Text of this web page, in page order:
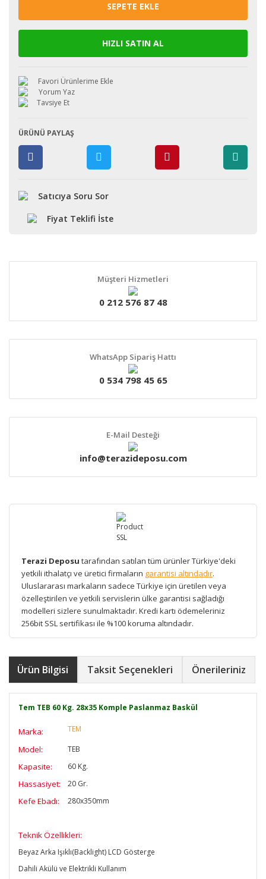
SEPETE EKLE
HIZLI SATIN AL
Yorum Yaz
Tavsiye Et
ÜRÜNÜ PAYLAŞ
Satıcıya Soru Sor
Fiyat Teklifi İste
Müşteri Hizmetleri
0 212 576 87 48
WhatsApp Sipariş Hattı
0 534 798 45 65
E-Mail Desteği
info@terazideposu.com
Terazi Deposu tarafından satılan tüm ürünler Türkiye'deki
yetkili ithalatçı ve üretici firmaların garantisi altındadır.
Uluslararası markaların sadece Türkiye için üretilen veya
özelleştirilen ve yetkili servislerin ülke garantisi sağladığı
modelleri sizlere sunulmaktadır. Kredi kartı ödemeleriniz
256bit SSL sertifikası ile %100 koruma altındadır.
Ürün Bilgisi Taksit Seçenekleri Önerileriniz
Tem TEB 60 Kg. 28x35 Komple Paslanmaz Baskül
Marka: TEM
Model: TEB
Kapasite: 60 Kg.
Hassasiyet: 20 Gr.
Kefe Ebadı: 280x350mm
Teknik Özellikleri:
Beyaz Arka Işıklı(Backlight) LCD Gösterge
Dahili Akülü ve Elektrikli Kullanım